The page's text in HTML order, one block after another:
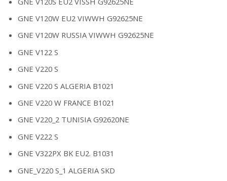
GNE V120W EU2 VIWWH G92625NE
GNE V120W RUSSIA VIWWH G92625NE
GNE V122 S
GNE V220 S
GNE V220 S ALGERIA B1021
GNE V220 W FRANCE B1021
GNE V220_2 TUNISIA G92620NE
GNE V222 S
GNE V322PX BK EU2. B1031
GNE_V220 S_1 ALGERIA SKD